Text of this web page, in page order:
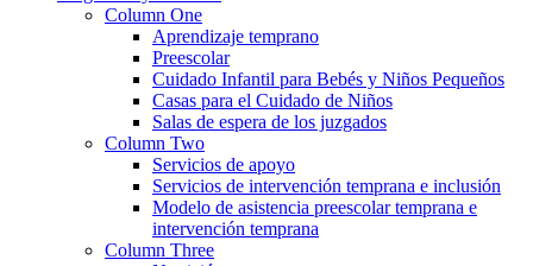
Column One
Aprendizaje temprano
Preescolar
Cuidado Infantil para Bebés y Niños Pequeños
Casas para el Cuidado de Niños
Salas de espera de los juzgados
Column Two
Servicios de apoyo
Servicios de intervención temprana e inclusión
Modelo de asistencia preescolar temprana e
intervención temprana
Column Three